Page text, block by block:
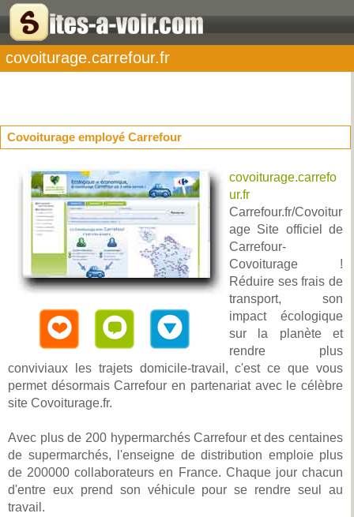
covoiturage.carrefour.fr
Covoiturage employé Carrefour
covoiturage.carrefo
ur.fr
Carrefour.fr/Covoitur
age Site officiel de
Carrefour-
Covoiturage !
Réduire ses frais de
transport, son
impact écologique
sur la planète et
rendre plus
conviviaux les trajets domicile-travail, c'est ce que vous
permet désormais Carrefour en partenariat avec le célèbre
site Covoiturage.fr.
Avec plus de 200 hypermarchés Carrefour et des centaines
de supermarchés, l'enseigne de distribution emploie plus
de 200000 collaborateurs en France. Chaque jour chacun
d'entre eux prend son véhicule pour se rendre seul au
travail.